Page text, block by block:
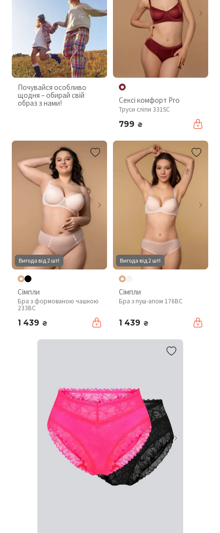
Почувайся особливо
щодня – обирай свій
образ з нами!
Сексі комфорт Pro
Труси сліпи 331SC
799 ₴
Вигода від 2 шт!
Сімпли
Бра з формованою чашкою
233BC
1 439 ₴
Вигода від 2 шт!
Сімпли
Бра з пуш-апом 176BC
1 439 ₴